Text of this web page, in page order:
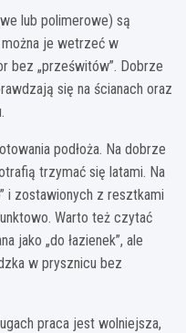
lub polimerowe) są
je wetrzeć w
bez „prześwitów”. Dobrze
się na ścianach oraz
podłoża. Na dobrze
trzymać się latami. Na
i zostawionych z resztkami
Warto też czytać
jako „do łazienek”, ale
w prysznicu bez
praca jest wolniejsza,